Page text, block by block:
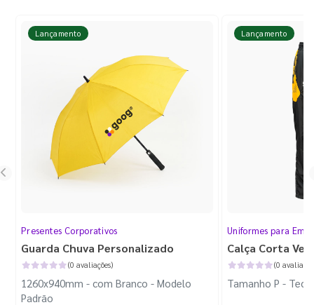
Lançamento
Presentes Corporativos
Guarda Chuva Personalizado
(0 avaliações)
1260x940mm - com Branco - Modelo
Padrão
Lançamento
Uniformes para
Calça Corta
(0
Tamanho P -